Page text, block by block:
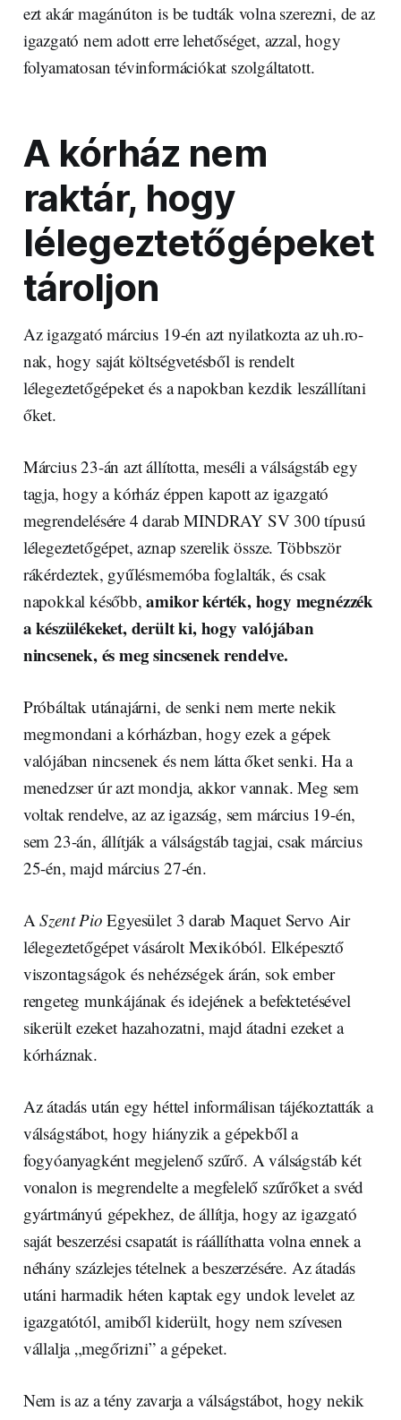
ezt akár magánúton is be tudták volna szerezni, de az
igazgató nem adott erre lehetőséget, azzal, hogy
folyamatosan tévinformációkat szolgáltatott.
A kórház nem
raktár, hogy
lélegeztetőgépeket
tároljon
Az igazgató március 19-én azt nyilatkozta az uh.ro-
nak, hogy saját költségvetésből is rendelt
lélegeztetőgépeket és a napokban kezdik leszállítani
őket.
Március 23-án azt állította, meséli a válságstáb egy
tagja, hogy a kórház éppen kapott az igazgató
megrendelésére 4 darab MINDRAY SV 300 típusú
lélegeztetőgépet, aznap szerelik össze. Többször
rákérdeztek, gyűlésmemóba foglalták, és csak
napokkal később,amikor kérték, hogy megnézzék
a készülékeket, derült ki, hogy valójában
nincsenek, és meg sincsenek rendelve.
Próbáltak utánajárni, de senki nem merte nekik
megmondani a kórházban, hogy ezek a gépek
valójában nincsenek és nem látta őket senki. Ha a
menedzser úr azt mondja, akkor vannak. Meg sem
voltak rendelve, az az igazság, sem március 19-én,
sem 23-án, állítják a válságstáb tagjai, csak március
25-én, majd március 27-én.
A Szent Pio Egyesület 3 darab Maquet Servo Air
lélegeztetőgépet vásárolt Mexikóból. Elképesztő
viszontagságok és nehézségek árán, sok ember
rengeteg munkájának és idejének a befektetésével
sikerült ezeket hazahozatni, majd átadni ezeket a
kórháznak.
Az átadás után egy héttel informálisan tájékoztatták a
válságstábot, hogy hiányzik a gépekből a
fogyóanyagként megjelenő szűrő. A válságstáb két
vonalon is megrendelte a megfelelő szűrőket a svéd
gyártmányú gépekhez, de állítja, hogy az igazgató
saját beszerzési csapatát is ráállíthatta volna ennek a
néhány százlejes tételnek a beszerzésére. Az átadás
utáni harmadik héten kaptak egy undok levelet az
igazgatótól, amiből kiderült, hogy nem szívesen
vállalja „megőrizni” a gépeket.
Nem is az a tény zavarja a válságstábot, hogy nekik